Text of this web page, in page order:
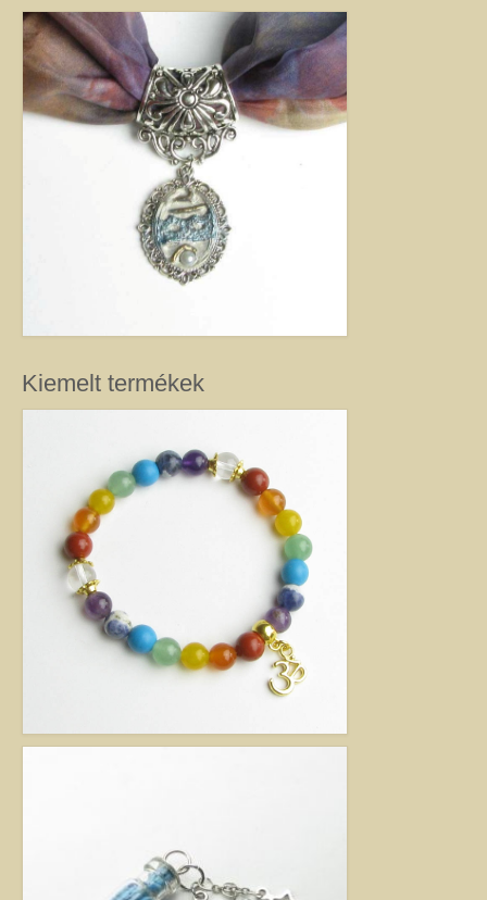
Drót ékszer
Nincs két egyforma dróthajlításos ékszer, mint ahogy nincs két egyforma
egyéniség sem. A kőbefoglalással készült ékszernél nem csak a kő színe és
formája egyedi, hanem a mód, ahogy az adott követ befoglalom. (Mindig
alkotás közben derül ki, hogy mit kíván a kő, és hogyan lehet biztossá tenni
a foglalatot.) Még akkor sem tudom garantálni, hogy az adott modellből
készült darabok egyformák lesznek, ha a kövek ugyanolyan formára
csiszoltak. A drót sosem hajlik egyformán. (Többek között ettől és az alkotói
fantáziától egyedi a kézműves Harmónia Ékszer.) A kőbefoglalásos
ékszereket gondosan válogatott valódi ásvány, féldrágakő, kristály
felhasználásával készítem, így a gyógyító kövek minden vélt vagy tapasztalt
pozitív hatásával rendelkeznek. (Néha gyöngy, strassz vagy fém díszítést is
ajándék ötletek miatt kereste fel ezt az oldalt, akkor jó helyen jár. Az egyedi,
Fantázia ékszer
Ezen az oldalon olyan különleges és divatos ékszereket talál, amelyeket csak
részben én készítettem. Úgy vélem, helyük van a Harmónia Ékszerek
világában, mivel ezek is az egyéniség szépségét emelik ki. Nagy gonddal
válogattam ki azokat az ékszereket, amelyek megfelelnek ennek a magas
minőségi és esztétikai követelménynek. Ezeket az ékszereket azoknak
ajánlom, akik nem ragaszkodnak az ásványokhoz, féldrágakövekhez, illetve
kristályokhoz, de rajonganak az egyéni ötletekért, és valami különlegesre
vágynak. Kiváló ajándék lehet belőlük születésnapra, névnapra, karácsonyra.
Garantáltan örömöt szerezhet velük szeretteinek.
Egyedi kőbefoglalás rendelésre
Kiemelt termékek